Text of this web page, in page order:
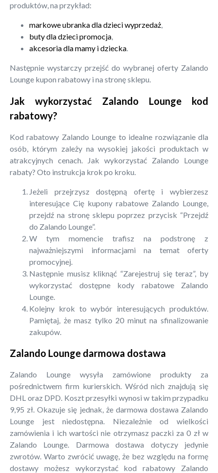
produktów, na przykład:
markowe ubranka dla dzieci wyprzedaż,
buty dla dzieci promocja,
akcesoria dla mamy i dziecka.
Następnie wystarczy przejść do wybranej oferty Zalando
Lounge kupon rabatowy i na stronę sklepu.
Jak wykorzystać Zalando Lounge kod
rabatowy?
Kod rabatowy Zalando Lounge to idealne rozwiązanie dla
osób, którym zależy na wysokiej jakości produktach w
atrakcyjnych cenach. Jak wykorzystać Zalando Lounge
rabaty? Oto instrukcja krok po kroku.
Jeżeli przejrzysz dostępną ofertę i wybierzesz
interesujące Cię kupony rabatowe Zalando Lounge,
przejdź na stronę sklepu poprzez przycisk “Przejdź
do Zalando Lounge”.
W tym momencie trafisz na podstronę z
najważniejszymi informacjami na temat oferty
promocyjnej.
Następnie musisz kliknąć “Zarejestruj się teraz”, by
wykorzystać dostępne kody rabatowe Zalando
Lounge.
Kolejny krok to wybór interesujących produktów.
Pamiętaj, że masz tylko 20 minut na sfinalizowanie
zakupów.
Zalando Lounge darmowa dostawa
Zalando Lounge wysyła zamówione produkty za
pośrednictwem firm kurierskich. Wśród nich znajdują się
DHL oraz DPD. Koszt przesyłki wynosi w takim przypadku
9,95 zł. Okazuje się jednak, że darmowa dostawa Zalando
Lounge jest niedostępna. Niezależnie od wielkości
zamówienia i ich wartości nie otrzymasz paczki za 0 zł w
Zalando Lounge. Darmowa dostawa dotyczy jedynie
zwrotów. Warto zwrócić uwagę, że bez względu na formę
dostawy możesz wykorzystać kod rabatowy Zalando